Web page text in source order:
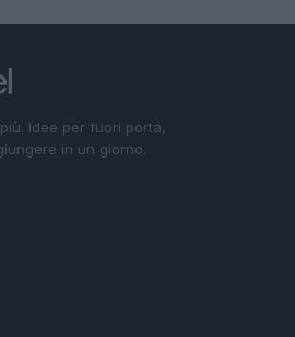
Idee per fuori porta,
in un giorno.